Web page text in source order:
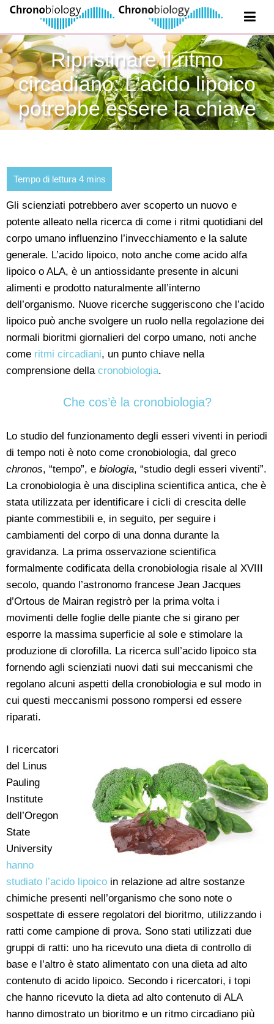
Ripristinare il ritmo
circadiano: L'acido lipoico
potrebbe essere la chiave
Gli scienziati potrebbero aver scoperto un nuovo e
potente alleato nella ricerca di come i ritmi quotidiani del
corpo umano influenzino l’invecchiamento e la salute
generale. L’acido lipoico, noto anche come acido alfa
lipoico o ALA, è un antiossidante presente in alcuni
alimenti e prodotto naturalmente all’interno
dell’organismo. Nuove ricerche suggeriscono che l’acido
lipoico può anche svolgere un ruolo nella regolazione dei
normali bioritmi giornalieri del corpo umano, noti anche
come ritmi circadiani, un punto chiave nella
comprensione della cronobiologia.
Che cos’è la cronobiologia?
Lo studio del funzionamento degli esseri viventi in periodi
di tempo noti è noto come cronobiologia, dal greco
chronos, “tempo”, e biologia, “studio degli esseri viventi”.
La cronobiologia è una disciplina scientifica antica, che è
stata utilizzata per identificare i cicli di crescita delle
piante commestibili e, in seguito, per seguire i
cambiamenti del corpo di una donna durante la
gravidanza. La prima osservazione scientifica
formalmente codificata della cronobiologia risale al XVIII
secolo, quando l’astronomo francese Jean Jacques
d’Ortous de Mairan registrò per la prima volta i
movimenti delle foglie delle piante che si girano per
esporre la massima superficie al sole e stimolare la
produzione di clorofilla. La ricerca sull’acido lipoico sta
fornendo agli scienziati nuovi dati sui meccanismi che
regolano alcuni aspetti della cronobiologia e sul modo in
cui questi meccanismi possono rompersi ed essere
riparati.
I ricercatori
del Linus
Pauling
Institute
dell’Oregon
State
University
hanno
studiato l’acido lipoico in relazione ad altre sostanze
chimiche presenti nell’organismo che sono note o
sospettate di essere regolatori del bioritmo, utilizzando i
ratti come campione di prova. Sono stati utilizzati due
gruppi di ratti: uno ha ricevuto una dieta di controllo di
base e l’altro è stato alimentato con una dieta ad alto
contenuto di acido lipoico. Secondo i ricercatori, i topi
che hanno ricevuto la dieta ad alto contenuto di ALA
hanno dimostrato un bioritmo e un ritmo circadiano più